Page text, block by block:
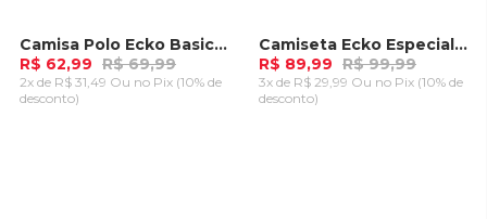
-10%Camisa Polo Ecko Basica Azul Marinho
R$ 62,99 R$ 69,99
2x de R$ 31,49 Ou no Pix (10% de
desconto)
-10%Camiseta Ecko Especial Rosa
R$ 89,99 R$ 99,99
3x de R$ 29,99 Ou no Pix (10% de
desconto)